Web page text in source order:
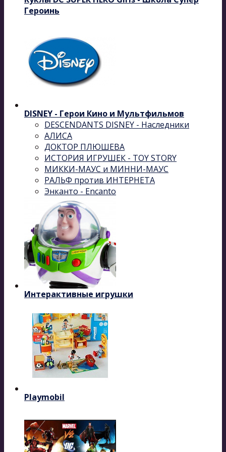
Героинь
DISNEY - Герои Кино и Мультфильмов
DESCENDANTS DISNEY - Наследники
АЛИСА
ДОКТОР ПЛЮШЕВА
ИСТОРИЯ ИГРУШЕК - TOY STORY
МИККИ-МАУС и МИННИ-МАУС
РАЛЬФ против ИНТЕРНЕТА
Энканто - Encanto
Интерактивные игрушки
Playmobil